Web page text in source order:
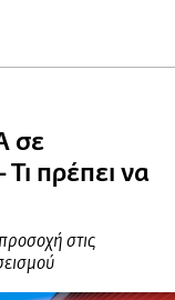
σε
πρέπει να
στις